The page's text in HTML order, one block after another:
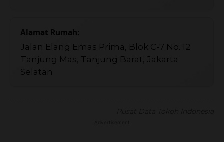
Alamat Rumah:
Jalan Elang Emas Prima, Blok C-7 No. 12
Tanjung Mas, Tanjung Barat, Jakarta
Selatan